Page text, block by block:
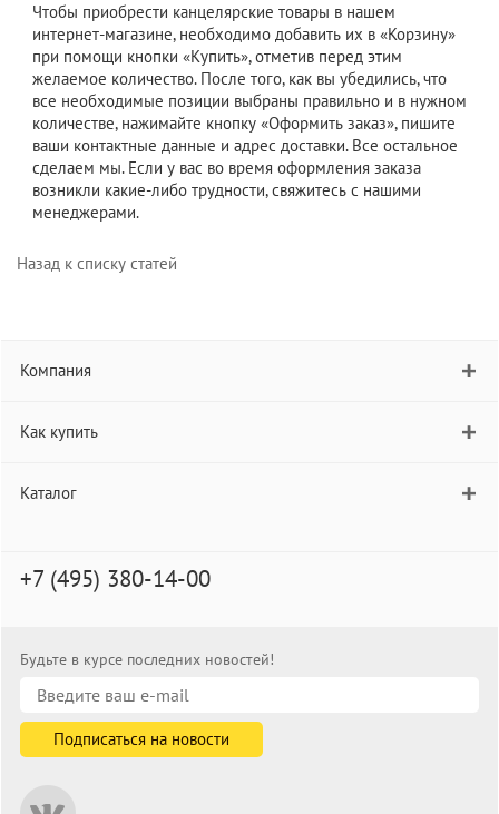
Чтобы приобрести канцелярские товары в нашем
интернет-магазине, необходимо добавить их в «Корзину»
при помощи кнопки «Купить», отметив перед этим
желаемое количество. После того, как вы убедились, что
все необходимые позиции выбраны правильно и в нужном
количестве, нажимайте кнопку «Оформить заказ», пишите
ваши контактные данные и адрес доставки. Все остальное
сделаем мы. Если у вас во время оформления заказа
возникли какие-либо трудности, свяжитесь с нашими
менеджерами.
Назад к списку статей
Компания
Как купить
Каталог
+7 (495) 380-14-00
Будьте в курсе последних новостей!